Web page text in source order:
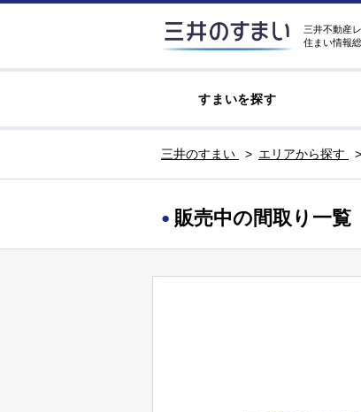
三井不動産
住まい情報
すまいを探す
三井のすまい エリアから探す
販売中の間取り一覧